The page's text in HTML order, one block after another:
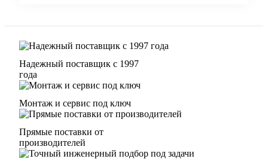
Надежный поставщик с 1997
года
Монтаж и сервис под ключ
Прямые поставки от
производителей